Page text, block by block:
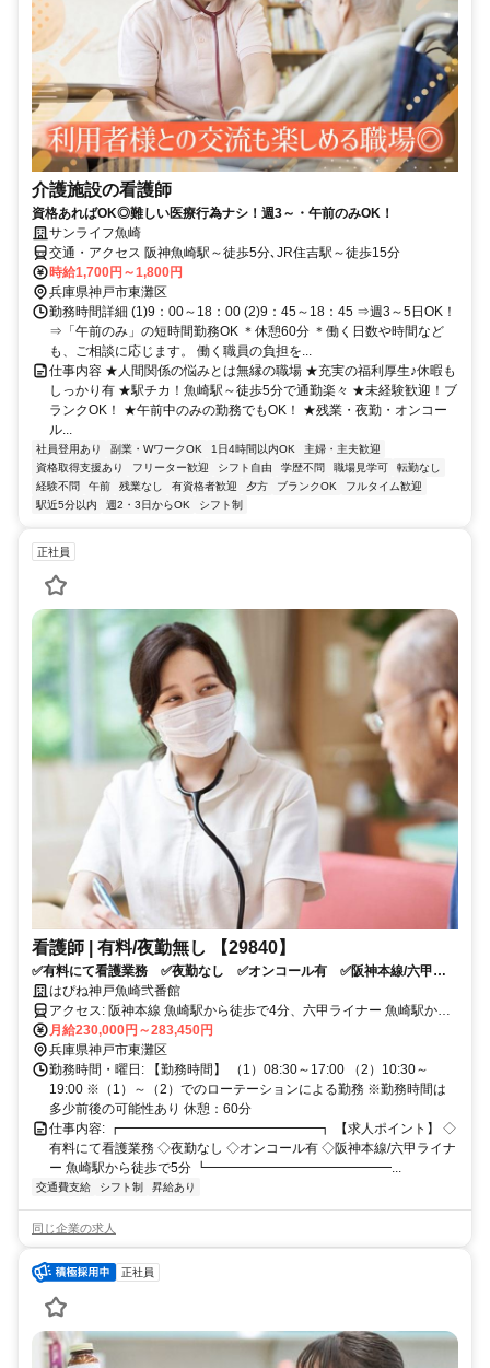
介護施設の看護師
資格あればOK◎難しい医療行為ナシ！週3～・午前のみOK！
サンライフ魚崎
交通・アクセス 阪神魚崎駅～徒歩5分､JR住吉駅～徒歩15分
時給1,700円～1,800円
兵庫県神戸市東灘区
勤務時間詳細 (1)9：00～18：00 (2)9：45～18：45 ⇒週3～5日OK！
⇒「午前のみ」の短時間勤務OK ＊休憩60分 ＊働く日数や時間など
も、ご相談に応じます。 働く職員の負担を...
仕事内容 ★人間関係の悩みとは無縁の職場 ★充実の福利厚生♪休暇も
しっかり有 ★駅チカ！魚崎駅～徒歩5分で通勤楽々 ★未経験歓迎！ブ
ランクOK！ ★午前中のみの勤務でもOK！ ★残業・夜勤・オンコー
ル...
社員登用あり 副業・WワークOK 1日4時間以内OK
主婦・主夫歓迎
資格取得支援あり
フリーター歓迎 シフト自由 学歴不問 職場見学可
転勤なし
経験不問
午前 残業なし 有資格者歓迎 夕方 ブランクOK
フルタイム歓迎
駅近5分以内
週2・3日からOK シフト制
正社員
看護師 | 有料/夜勤無し 【29840】
✅有料にて看護業務 ✅夜勤なし ✅オンコール有 ✅阪神本線/六甲ラ
イナー 魚崎駅から徒歩で5分
はぴね神戸魚崎弐番館
アクセス: 阪神本線 魚崎駅から徒歩で4分、六甲ライナー 魚崎駅から
徒歩で5分、六甲ライナー 南魚崎駅から徒歩で11分
月給230,000円～283,450円
兵庫県神戸市東灘区
勤務時間・曜日: 【勤務時間】 （1）08:30～17:00 （2）10:30～
19:00 ※（1）～（2）でのローテーションによる勤務 ※勤務時間は
多少前後の可能性あり 休憩：60分
仕事内容: ┏━━━━━━━━━━━━━━━┓ 【求人ポイント】 ◇
有料にて看護業務 ◇夜勤なし ◇オンコール有 ◇阪神本線/六甲ライナ
ー 魚崎駅から徒歩で5分 ┗━━━━━━━━━━━━━━...
交通費支給 シフト制 昇給あり
同じ企業の求人
正社員